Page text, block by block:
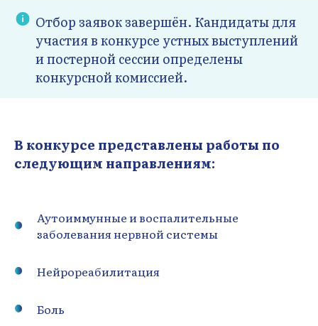
Отбор заявок завершён. Кандидаты для
участия в конкурсе устных выступлений
и постерной сессии определены
конкурсной комиссией.
В конкурсе представлены работы по
следующим направлениям:
Аутоиммунные и воспалительные
заболевания нервной системы
Нейрореабилитация
Боль